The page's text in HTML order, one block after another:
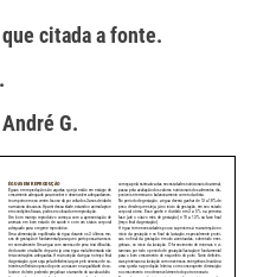
citada a fonte.
G.